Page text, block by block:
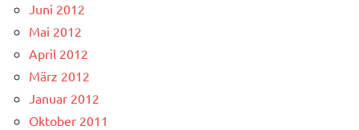
Juni 2012
Mai 2012
April 2012
März 2012
Januar 2012
Oktober 2011